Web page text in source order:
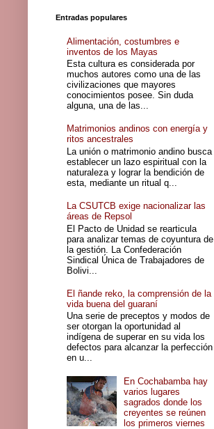
Entradas populares
Alimentación, costumbres e
inventos de los Mayas
Esta cultura es considerada por
muchos autores como una de las
civilizaciones que mayores
conocimientos posee. Sin duda
alguna, una de las...
Matrimonios andinos con energía y
ritos ancestrales
La unión o matrimonio andino busca
establecer un lazo espiritual con la
naturaleza y lograr la bendición de
esta, mediante un ritual q...
La CSUTCB exige nacionalizar las
áreas de Repsol
El Pacto de Unidad se rearticula
para analizar temas de coyuntura de
la gestión. La Confederación
Sindical Única de Trabajadores de
Bolivi...
El ñande reko, la comprensión de la
vida buena del guaraní
Una serie de preceptos y modos de
ser otorgan la oportunidad al
indígena de superar en su vida los
defectos para alcanzar la perfección
en u...
En Cochabamba hay
varios lugares
sagrados donde los
creyentes se reúnen
los primeros viernes